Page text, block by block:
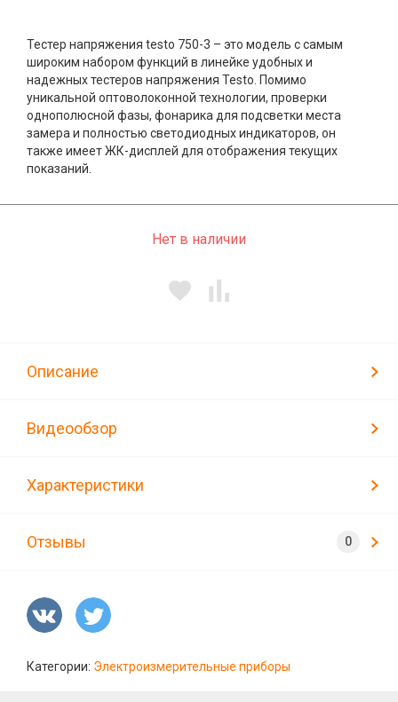
Тестер напряжения testo 750-3 – это модель с самым
широким набором функций в линейке удобных и
надежных тестеров напряжения Testo. Помимо
уникальной оптоволоконной технологии, проверки
однополюсной фазы, фонарика для подсветки места
замера и полностью светодиодных индикаторов, он
также имеет ЖК-дисплей для отображения текущих
показаний.
Нет в наличии
Описание
Видеообзор
Характеристики
Отзывы
Категории: Электроизмерительные приборы